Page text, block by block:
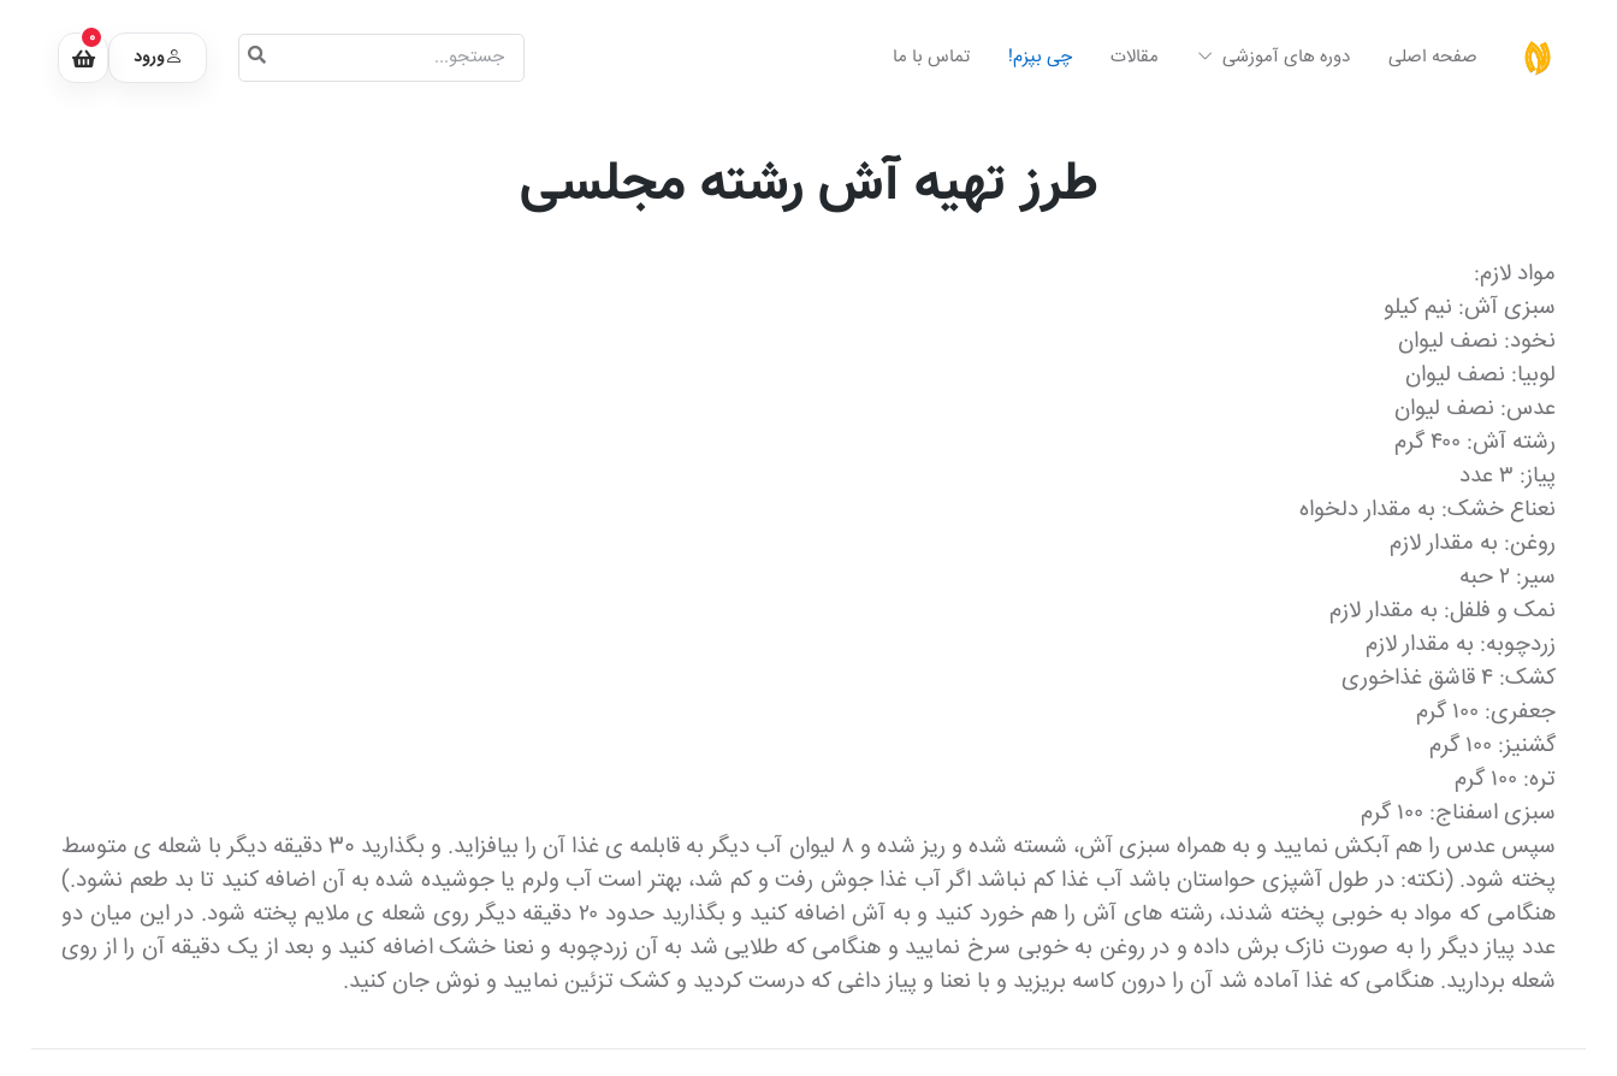
صفحه اصلی دوره های آموزشی مقالات چی بپزم! تماس با ما ورود
0
طرز تهیه آش رشته مجلسی
مواد لازم:
سبزی آش: نیم کیلو
نخود: نصف لیوان
لوبیا: نصف لیوان
عدس: نصف لیوان
رشته آش: ۴۰۰ گرم
پیاز: ۳ عدد
نعناع خشک: به مقدار دلخواه
روغن: به مقدار لازم
سیر: ۲ حبه
نمک و فلفل: به مقدار لازم
زردچوبه: به مقدار لازم
کشک: ۴ قاشق غذاخوری
جعفری: ۱۰۰ گرم
گشنیز: ۱۰۰ گرم
تره: ۱۰۰ گرم
سبزی اسفناج: ۱۰۰ گرم
سپس عدس را هم آبکش نمایید و به همراه سبزی آش، شسته شده و ریز شده و ۸ لیوان آب دیگر به قابلمه ی غذا آن را بیافزاید. و بگذارید 30 دقیقه دیگر با شعله ی متوسط
پخته شود. (نکته: در طول آشپزی حواستان باشد آب غذا کم نباشد اگر آب غذا جوش رفت و کم شد، بهتر است آب ولرم یا جوشیده شده به آن اضافه کنید تا بد طعم نشود.)
هنگامی که مواد به خوبی پخته شدند، رشته های آش را هم خورد کنید و به آش اضافه کنید و بگذارید حدود ۲۰ دقیقه دیگر روی شعله ی ملایم پخته شود. در این میان دو
عدد پیاز دیگر را به صورت نازک برش داده و در روغن به خوبی سرخ نمایید و هنگامی که طلایی شد به آن زردچوبه و نعنا خشک اضافه کنید و بعد از یک دقیقه آن را از روی
شعله بردارید. هنگامی که غذا آماده شد آن را درون کاسه بریزید و با نعنا و پیاز داغی که درست کردید و کشک تزئین نمایید و نوش جان کنید.